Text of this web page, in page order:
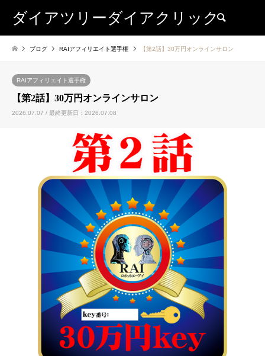
ダイアツリーダイアクリック
ブログ RAIアフィリエイト選手権 【第2話】30万円オンラインサロン
RAIアフィリエイト選手権
【第2話】30万円オンラインサロン
2026.07.07 / 最終更新日：2026.07.08